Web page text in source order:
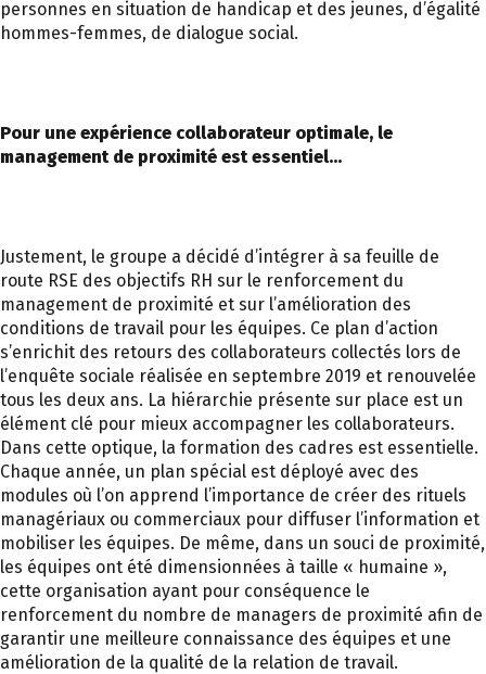
personnes en situation de handicap et des jeunes, d’égalité
hommes-femmes, de dialogue social.
Pour une expérience collaborateur optimale, le
management de proximité est essentiel…
Justement, le groupe a décidé d’intégrer à sa feuille de
route RSE des objectifs RH sur le renforcement du
management de proximité et sur l’amélioration des
conditions de travail pour les équipes. Ce plan d’action
s’enrichit des retours des collaborateurs collectés lors de
l’enquête sociale réalisée en septembre 2019 et renouvelée
tous les deux ans. La hiérarchie présente sur place est un
élément clé pour mieux accompagner les collaborateurs.
Dans cette optique, la formation des cadres est essentielle.
Chaque année, un plan spécial est déployé avec des
modules où l’on apprend l’importance de créer des rituels
managériaux ou commerciaux pour diffuser l’information et
mobiliser les équipes. De même, dans un souci de proximité,
les équipes ont été dimensionnées à taille « humaine »,
cette organisation ayant pour conséquence le
renforcement du nombre de managers de proximité afin de
garantir une meilleure connaissance des équipes et une
amélioration de la qualité de la relation de travail.